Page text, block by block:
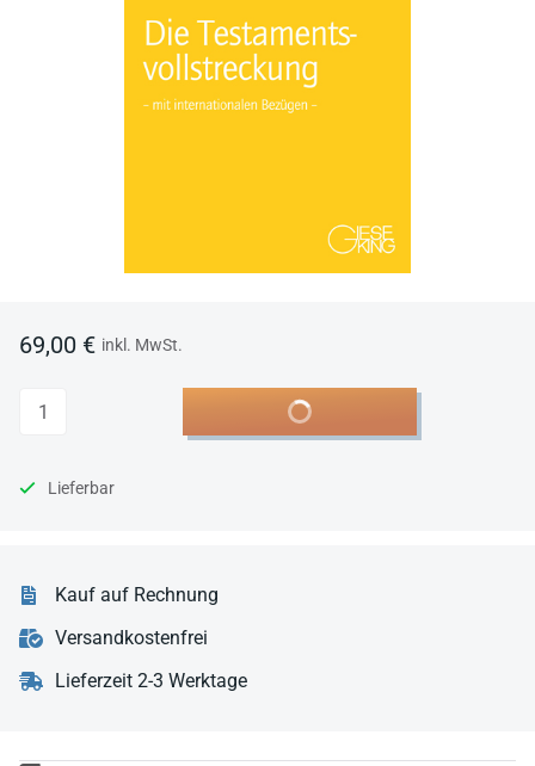
69,00 € inkl. MwSt.
Anzahl In den Warenkorb
Lieferbar
Kauf auf Rechnung
Versandkostenfrei
Lieferzeit 2-3 Werktage